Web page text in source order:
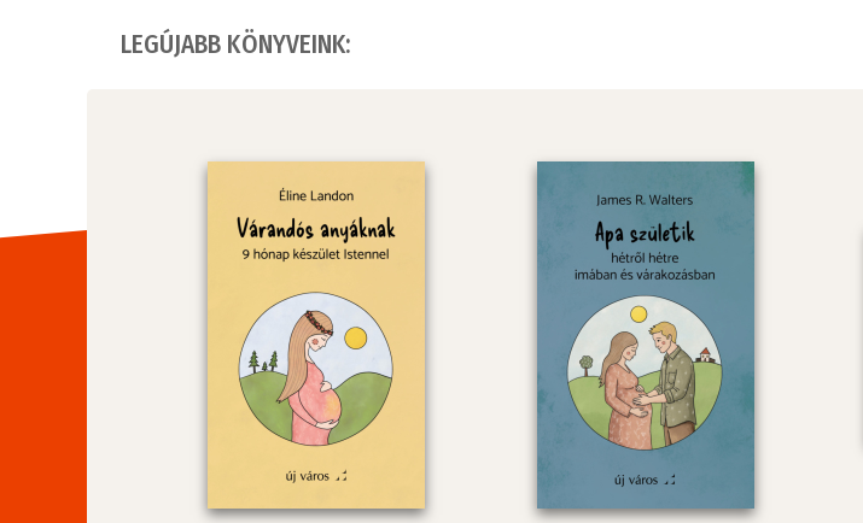
LEGÚJABB KÖNYVEINK: